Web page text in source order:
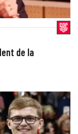
de la